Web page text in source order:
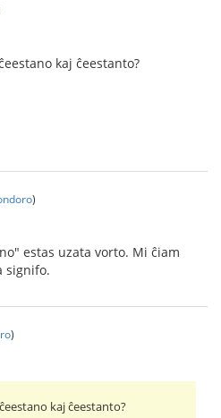
kaj ĉeestanto?
)
estas uzata vorto. Mi ĉiam
signifo.
)
kaj ĉeestanto?